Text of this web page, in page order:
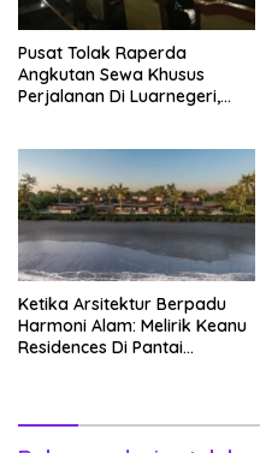
Pusat Tolak Raperda
Angkutan Sewa Khusus
Perjalanan Di Luarnegeri,
Ketika Arsitektur Berpadu
Harmoni Alam: Melirik Keanu
Residences Di Pantai